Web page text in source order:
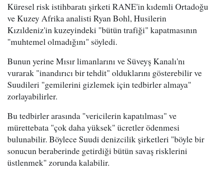
Küresel risk istihbaratı şirketi RANE'in kıdemli Ortadoğu
ve Kuzey Afrika analisti Ryan Bohl, Husilerin
Kızıldeniz'in kuzeyindeki "bütün trafiği" kapatmasının
"muhtemel olmadığını" söyledi.
Bunun yerine Mısır limanlarını ve Süveyş Kanalı'nı
vurarak "inandırıcı bir tehdit" olduklarını gösterebilir ve
Suudileri "gemilerini gizlemek için tedbirler almaya"
zorlayabilirler.
Bu tedbirler arasında "vericilerin kapatılması" ve
mürettebata "çok daha yüksek" ücretler ödenmesi
bulunabilir. Böylece Suudi denizcilik şirketleri "böyle bir
sonucun beraberinde getirdiği bütün savaş risklerini
üstlenmek" zorunda kalabilir.